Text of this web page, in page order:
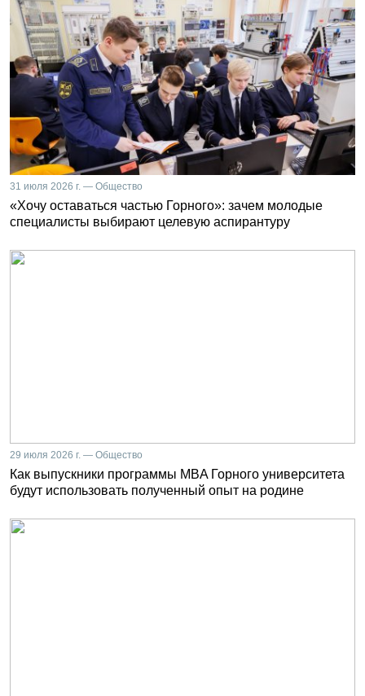
31 июля 2026 г. — Общество
«Хочу оставаться частью Горного»: зачем молодые
специалисты выбирают целевую аспирантуру
29 июля 2026 г. — Общество
Как выпускники программы MBA Горного университета
будут использовать полученный опыт на родине